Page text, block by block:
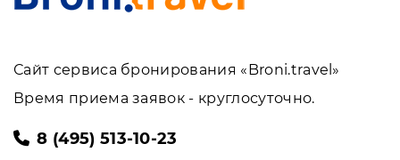
Сайт сервиса бронирования «Broni.travel»
Время приема заявок - круглосуточно.
8 (495) 513-10-23